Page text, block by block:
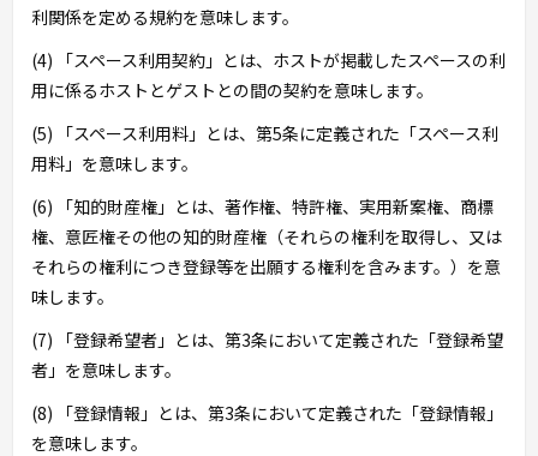
利関係を定める規約を意味します。
(4) 「スペース利用契約」とは、ホストが掲載したスペースの利
用に係るホストとゲストとの間の契約を意味します。
(5) 「スペース利用料」とは、第5条に定義された「スペース利
用料」を意味します。
(6) 「知的財産権」とは、著作権、特許権、実用新案権、商標
権、意匠権その他の知的財産権（それらの権利を取得し、又は
それらの権利につき登録等を出願する権利を含みます。）を意
味します。
(7) 「登録希望者」とは、第3条において定義された「登録希望
者」を意味します。
(8) 「登録情報」とは、第3条において定義された「登録情報」
を意味します。